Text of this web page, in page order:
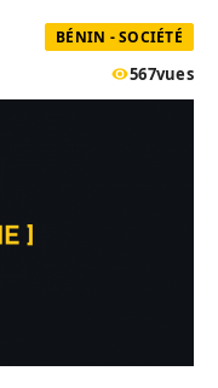
BÉNIN - SOCIÉTÉ
567vues